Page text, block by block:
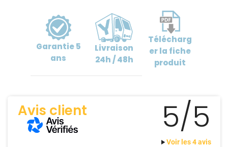
Garantie5
ans
Livraison
24h / 48h
Télécharg
erla fiche
produit
Avis client 5/5
Voir les 4 avis